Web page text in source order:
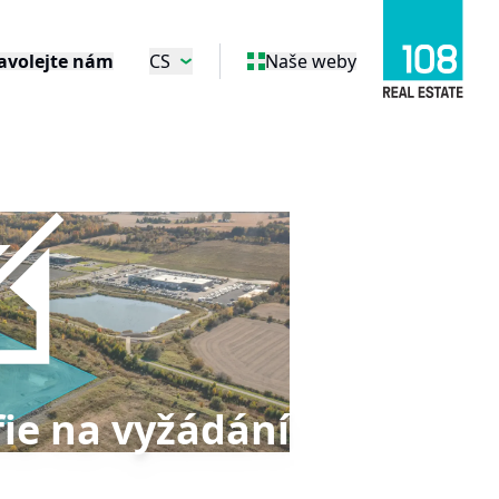
nám CS Naše weby
na vyžádání